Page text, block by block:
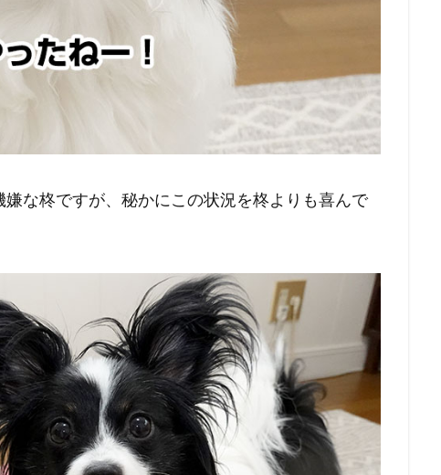
な柊ですが、秘かにこの状況を柊よりも喜んで